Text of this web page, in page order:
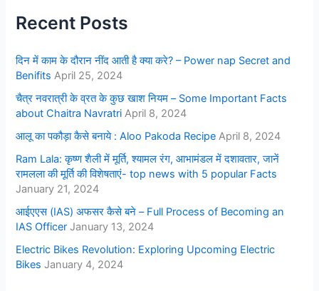
Recent Posts
दिन में काम के दौरान नींद आती है क्या करे? – Power nap Secret and
Benifits April 25, 2024
चैत्र नवरात्री के व्रत के कुछ खाश नियम – Some Important Facts
about Chaitra Navratri April 8, 2024
आलू का पकौड़ा कैसे बनाये : Aloo Pakoda Recipe April 8, 2024
Ram Lala: कृष्ण शैली में मूर्ति, श्यामल रंग, आभामंडल में दशावतार, जानें
रामलला की मूर्ति की विशेषताएं- top news with 5 popular Facts
January 21, 2024
आईएएस (IAS) अफसर कैसे बने – Full Process of Becoming an
IAS Officer January 13, 2024
Electric Bikes Revolution: Exploring Upcoming Electric
Bikes January 4, 2024